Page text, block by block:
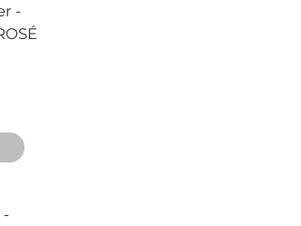
-
-